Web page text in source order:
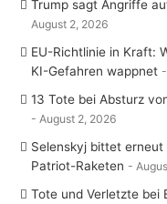
Trump sagt Angriffe
August 2, 2026
EU-Richtlinie in Kraft:
KI-Gefahren wappnet
13 Tote bei Absturz
August 2, 2026
Selenskyj bittet
Patriot-Raketen
Tote und Verletzte bei